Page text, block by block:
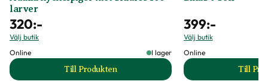
larver
320:-
Välj butik
Online
I lager
Till Produkten
till Adalia nyckelpigor mot bladlös 100 larver
399:-
Välj butik
Online
Till